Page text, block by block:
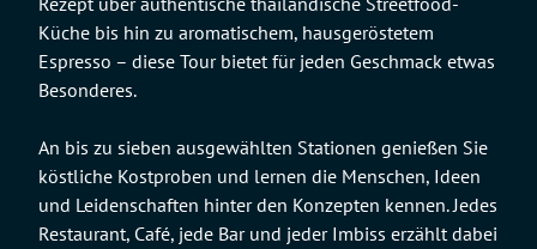
Küche bis hin zu aromatischem, hausgeröstetem
Espresso – diese Tour bietet für jeden Geschmack etwas
Besonderes.
An bis zu sieben ausgewählten Stationen genießen Sie
köstliche Kostproben und lernen die Menschen, Ideen
und Leidenschaften hinter den Konzepten kennen. Jedes
Restaurant, Café, jede Bar und jeder Imbiss erzählt dabei